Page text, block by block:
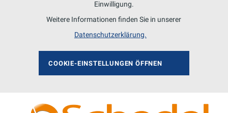
Einwilligung.
Weitere Informationen finden Sie in unserer
Datenschutzerklärung.
COOKIE-EINSTELLUNGEN ÖFFNEN